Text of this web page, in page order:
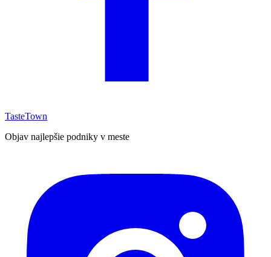
TasteTown
Objav najlepšie podniky v meste